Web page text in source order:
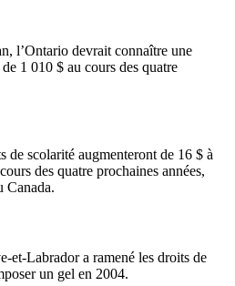
l’Ontario devrait connaître une
1 010 $ au cours des quatre
de scolarité augmenteront de 16 $ à
des quatre prochaines années,
Canada.
et-Labrador a ramené les droits de
un gel en 2004.